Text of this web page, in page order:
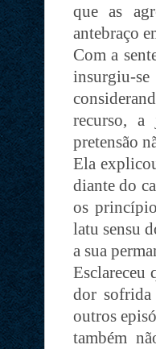
que as
antebraço
Com a
insurgiu-
recurso, a
pretensão
Ela
diante do
os
latu sensu
a sua
Esclareceu
dor
outros
também